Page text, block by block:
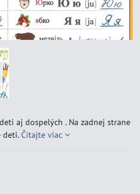
aj dospelých . Na zadnej strane
deti.Čítajte viac